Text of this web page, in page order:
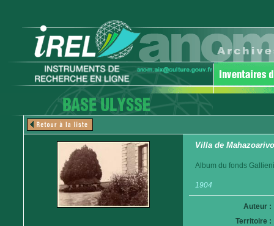
Villa de Mahazoarivo
Album du fonds
1904
Auteur :
Territoire :